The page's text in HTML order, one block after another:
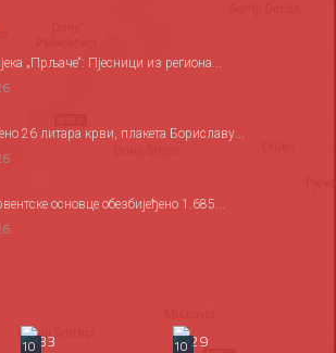
„Прљаче“: Пјесници из региона...
26 литара крви, плакета Бориславу...
основце обезбијеђено 1.685...
10 10